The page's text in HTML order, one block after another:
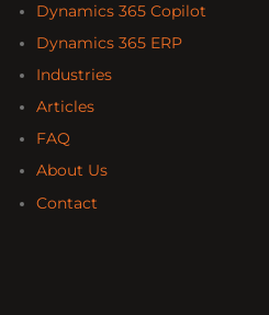
Dynamics 365 Copilot
Dynamics 365 ERP
Industries
Articles
FAQ
About Us
Contact